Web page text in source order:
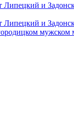
и
и
мужском